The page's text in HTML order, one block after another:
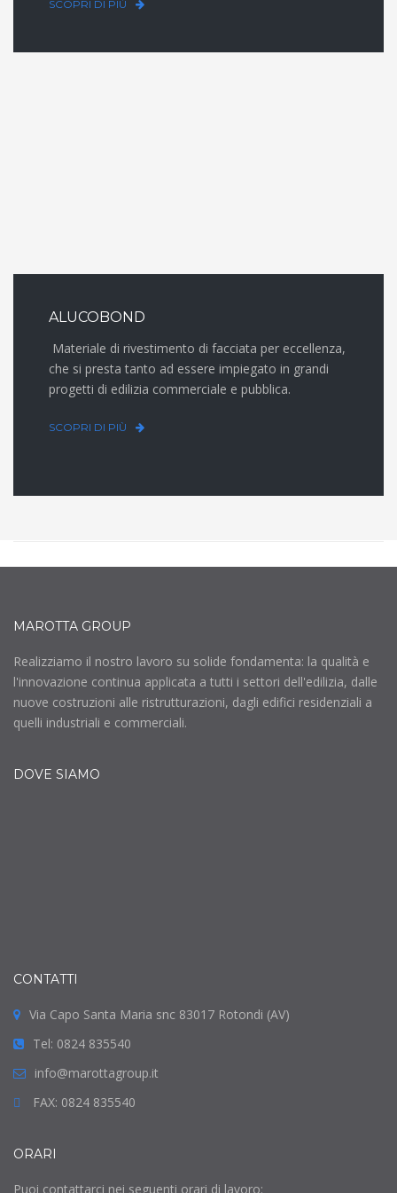
SCOPRI DI PIÙ
ALUCOBOND
Materiale di rivestimento di facciata per eccellenza,
che si presta tanto ad essere impiegato in grandi
progetti di edilizia commerciale e pubblica.
SCOPRI DI PIÙ
MAROTTA GROUP
Realizziamo il nostro lavoro su solide fondamenta: la qualità e
l'innovazione continua applicata a tutti i settori dell'edilizia, dalle
nuove costruzioni alle ristrutturazioni, dagli edifici residenziali a
quelli industriali e commerciali.
DOVE SIAMO
CONTATTI
Via Capo Santa Maria snc 83017 Rotondi (AV)
Tel: 0824 835540
info@marottagroup.it
FAX: 0824 835540
ORARI
Puoi contattarci nei seguenti orari di lavoro: